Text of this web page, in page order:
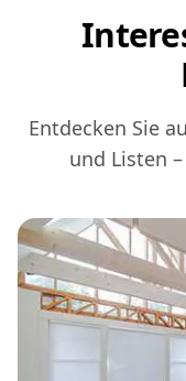
Entdecken Sie
und Listen